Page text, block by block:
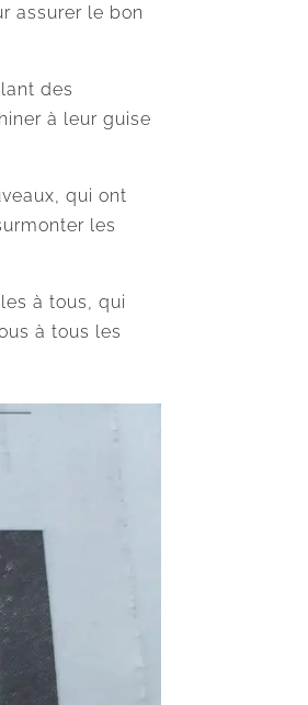
assurer le bon
des
à leur guise
qui ont
les
à tous, qui
à tous les